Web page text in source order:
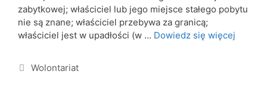
zabytkowej; właściciel lub jego miejsce stałego pobytu
nie są znane; właściciel przebywa za granicą;
właściciel jest w upadłości (w … Dowiedz się więcej
Wolontariat